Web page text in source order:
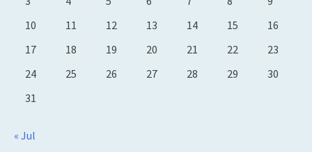
10
11 12 13 14 15
16
17
18 19 20 21 22
23
24
25 26 27 28 29
30
31
« Jul